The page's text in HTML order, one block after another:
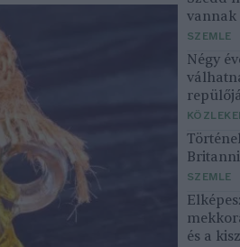
vannak
SZEMLE
Négy
SZEMLE
és a